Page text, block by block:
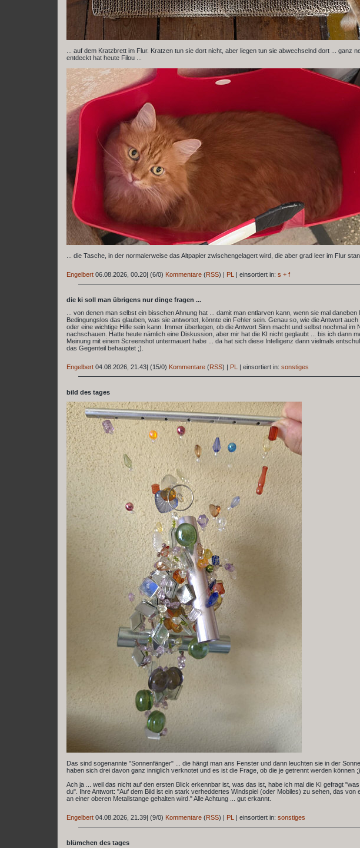
... auf dem Kratzbrett im Flur. Kratzen tun sie dort nicht, aber liegen tun sie abwechselnd dort ... ganz
entdeckt hat heute Filou ...
... die Tasche, in der normalerweise das Altpapier zwischengelagert wird, die aber grad leer im Flur
Engelbert 06.08.2026, 00.20| (6/0) Kommentare (RSS) | PL | einsortiert in: s + f
die ki soll man übrigens nur dinge fragen ...
... von denen man selbst ein bisschen Ahnung hat ... damit man entlarven kann, wenn sie mal daneben
Bedingungslos das glauben, was sie antwortet, könnte ein Fehler sein. Genau so, wie die Antwort auch
oder eine wichtige Hilfe sein kann. Immer überlegen, ob die Antwort Sinn macht und selbst nochmal im
nachschauen. Hatte heute nämlich eine Diskussion, aber mir hat die KI nicht geglaubt ... bis ich dann
Meinung mit einem Screenshot untermauert habe ... da hat sich diese Intelligenz dann vielmals
das Gegenteil behauptet ;).
Engelbert 04.08.2026, 21.43| (15/0) Kommentare (RSS) | PL | einsortiert in: sonstiges
bild des tages
Das sind sogenannte "Sonnenfänger" ... die hängt man ans Fenster und dann leuchten sie in der
haben sich drei davon ganz inniglich verknotet und es ist die Frage, ob die je getrennt werden können
Ach ja ... weil das nicht auf den ersten Blick erkennbar ist, was das ist, habe ich mal die KI gefragt
du". Ihre Antwort: "Auf dem Bild ist ein stark verheddertes Windspiel (oder Mobiles) zu sehen, das von
an einer oberen Metallstange gehalten wird." Alle Achtung ... gut erkannt.
Engelbert 04.08.2026, 21.39| (9/0) Kommentare (RSS) | PL | einsortiert in: sonstiges
blümchen des tages